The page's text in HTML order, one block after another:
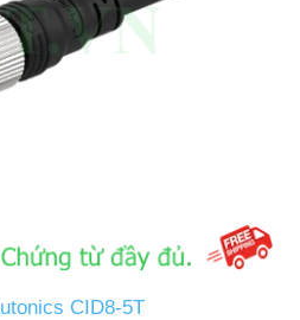
CID8-5T